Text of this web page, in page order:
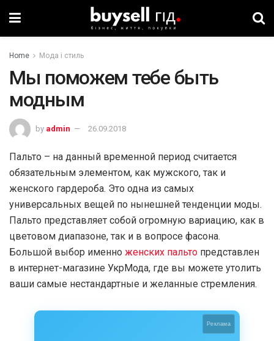
Home Мода і стиль
Мы поможем тебе быть
модным
by admin 26.09.2018
Пальто – на данный временной период считается
обязательным элементом, как мужского, так и
женского гардероба. Это одна из самых
универсальных вещей по нынешней тенденции моды.
Пальто представляет собой огромную вариацию, как в
цветовом диапазоне, так и в вопросе фасона.
Большой выбор именно женских пальто представлен
в интернет-магазине УкрМода, где вы можете утолить
ваши самые нестандартные и желанные стремления.
Реклама